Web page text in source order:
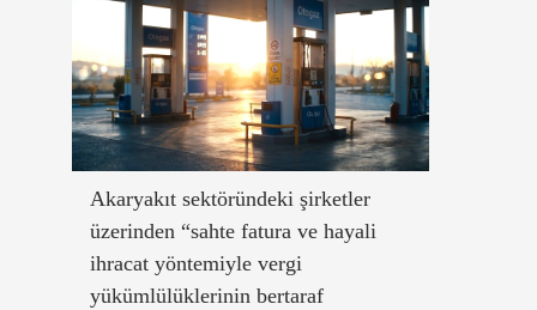
Akaryakıt sektöründeki şirketler
üzerinden “sahte fatura ve hayali
ihracat yöntemiyle vergi
yükümlülüklerinin bertaraf